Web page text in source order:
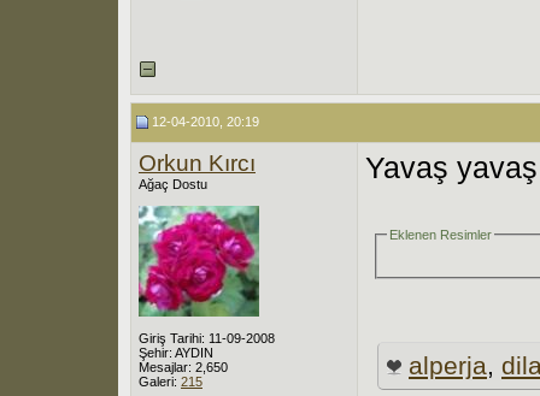
12-04-2010, 20:19
Orkun Kırcı
Ağaç Dostu
Giriş Tarihi: 11-09-2008
Şehir: AYDIN
Mesajlar: 2,650
Galeri: 215
Yavaş
Eklenen Resimler
alperja,